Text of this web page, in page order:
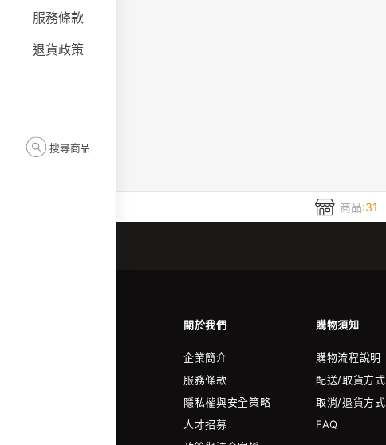
搜尋商品
服務條款
退貨政策
商品:31
關於我們 購物須知
企業簡介
服務條款
隱私權與安全策略
人才招募
購物流程說明
配送/取貨方式
取消/退貨方式
FAQ